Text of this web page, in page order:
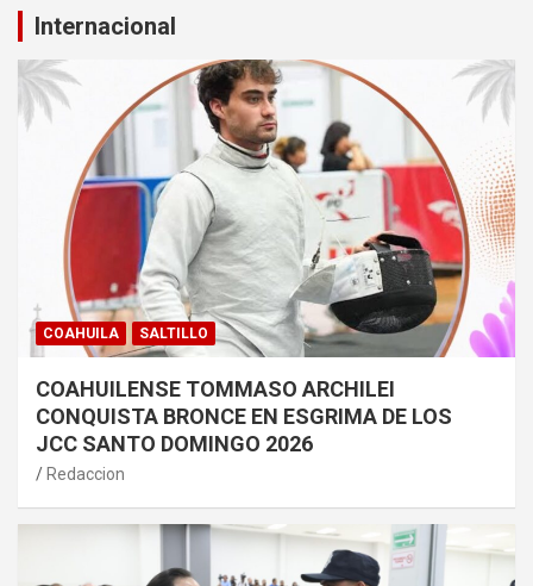
Internacional
COAHUILA SALTILLO
COAHUILENSE TOMMASO ARCHILEI
CONQUISTA BRONCE EN ESGRIMA DE LOS
JCC SANTO DOMINGO 2026
Redaccion